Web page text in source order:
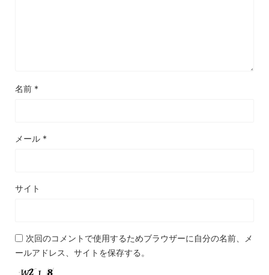
名前 *
メール *
サイト
次回のコメントで使用するためブラウザーに自分の名前、メ
ールアドレス、サイトを保存する。